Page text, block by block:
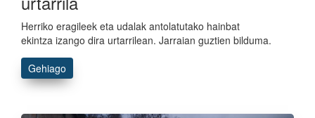
Herriko eragileek eta udalak antolatutako hainbat
ekintza izango dira urtarrilean. Jarraian guztien bilduma.
Gehiago